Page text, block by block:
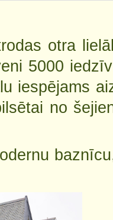
otra
5000
iespējams
no